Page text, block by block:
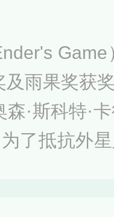
杀及两个
死地球人
地球进发，
昆翻译后
雨果奖获
·斯科特·
了抵抗外